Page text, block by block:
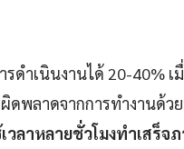
ดำเนินงานได้ 20-40% เ
ดพลาดจากการทำงานด้ว
วลาหลายชั่วโมงทำเสร็จ